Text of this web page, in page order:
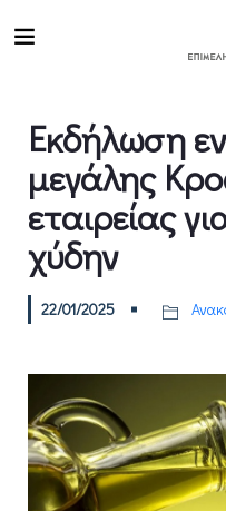
Εκδήλωση
μεγάλης
εταιρείας
χύδην
22/01/2025